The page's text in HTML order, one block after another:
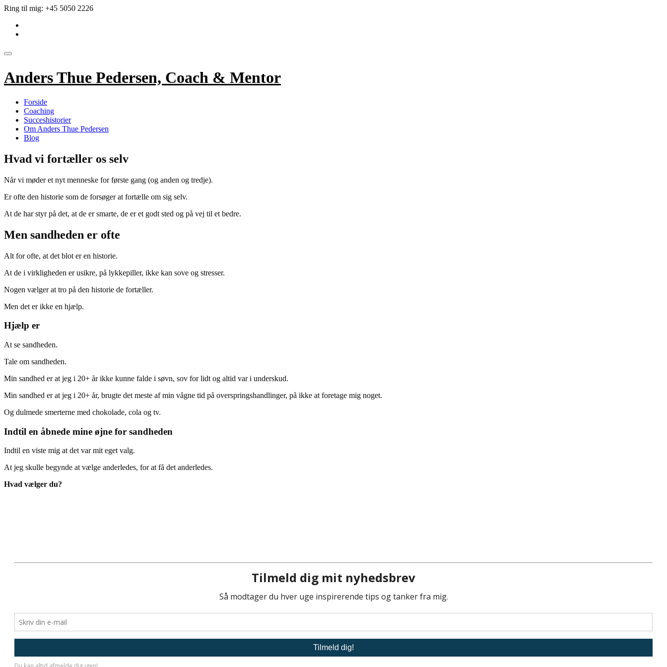
Videre
indhold
Ring til mig: +45 5050 2226
Skift
Anders Thue Pedersen, Coach & Mentor
Forside
Coaching
Succeshistorier
Om Anders Thue Pedersen
Blog
Hvad vi fortæller os selv
Når vi møder et nyt menneske for første gang (og anden og tredje).
Er ofte den historie som de forsøger at fortælle om sig selv.
At de har styr på det, at de er smarte, de er et godt sted og på vej til et bedre.
Men sandheden er ofte
Alt for ofte, at det blot er en historie.
At de i virkligheden er usikre, på lykkepiller, ikke kan sove og stresser.
Nogen vælger at tro på den historie de fortæller.
Men det er ikke en hjælp.
Hjælp er
At se sandheden.
Tale om sandheden.
Min sandhed er at jeg i 20+ år ikke kunne falde i søvn, sov for lidt og altid var i underskud.
Min sandhed er at jeg i 20+ år, brugte det meste af min vågne tid på overspringshandlinger, på ikke at foretage mig noget.
Og dulmede smerterne med chokolade, cola og tv.
Indtil en åbnede mine øjne for sandheden
Indtil en viste mig at det var mit eget valg.
At jeg skulle begynde at vælge anderledes, for at få det anderledes.
Hvad vælger du?